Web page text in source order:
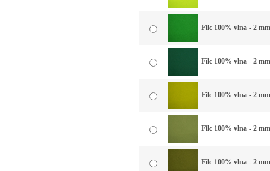
Filc 100% vlna - 2
Filc 100% vlna - 2
Filc 100% vlna - 2
Filc 100% vlna - 2
Filc 100% vlna - 2